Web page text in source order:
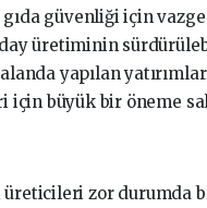
güvenliği için
üretiminin
yapılan
büyük bir öneme
zor durumda